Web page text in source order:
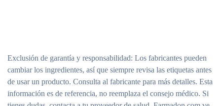
Exclusión de garantía y responsabilidad: Los fabricantes pueden
cambiar los ingredientes, así que siempre revisa las etiquetas antes
de usar un producto. Consulta al fabricante para más detalles. Esta
información es de referencia, no reemplaza el consejo médico. Si